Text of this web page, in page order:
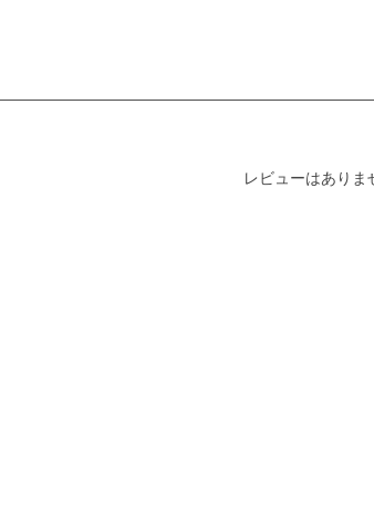
レビューはありま